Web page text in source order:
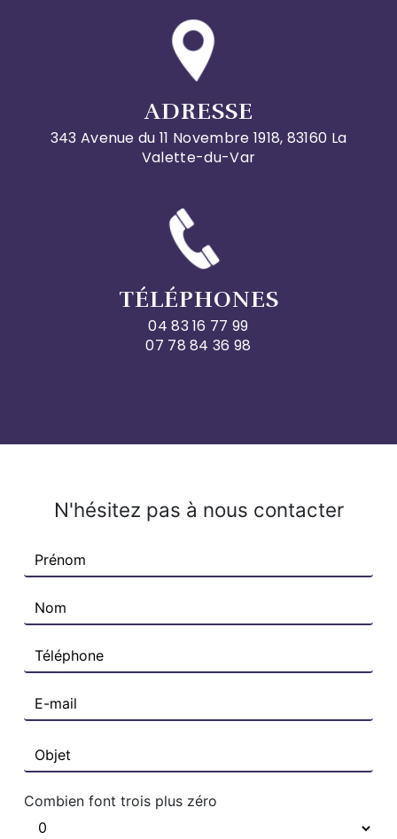
ADRESSE
343 Avenue du 11 Novembre 1918, 83160 La
Valette-du-Var
TÉLÉPHONES
04 83 16 77 99
07 78 84 36 98
N'hésitez pas à nous contacter
Combien font trois plus zéro